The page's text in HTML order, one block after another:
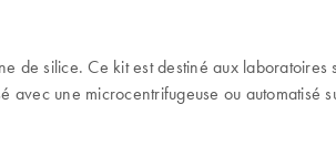
de silice. Ce kit est destiné aux
avec une microcentrifugeuse ou automatisé